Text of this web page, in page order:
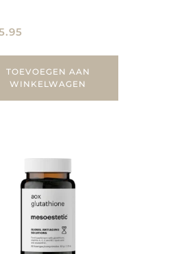
TOEVOEGEN AAN
WINKELWAGEN